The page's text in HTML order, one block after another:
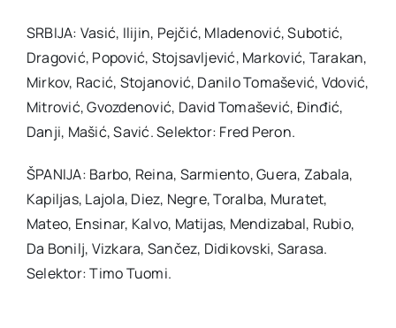
SRBIJA: Vasić, Ilijin, Pejčić, Mladenović, Subotić,
Dragović, Popović, Stojsavljević, Marković, Tarakan,
Mirkov, Racić, Stojanović, Danilo Tomašević, Vdović,
Mitrović, Gvozdenović, David Tomašević, Đinđić,
Danji, Mašić, Savić. Selektor: Fred Peron.
ŠPANIJA: Barbo, Reina, Sarmiento, Guera, Zabala,
Kapiljas, Lajola, Diez, Negre, Toralba, Muratet,
Mateo, Ensinar, Kalvo, Matijas, Mendizabal, Rubio,
Da Bonilj, Vizkara, Sančez, Didikovski, Sarasa.
Selektor: Timo Tuomi.